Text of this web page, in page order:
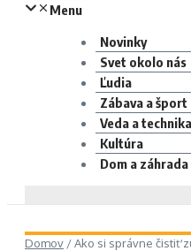
Menu
Novinky
Svet okolo nás
Ľudia
Zábava a šport
Veda a technika
Kultúra
Dom a záhrada
Domov /Ako si správne čistiť